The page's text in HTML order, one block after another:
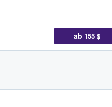
ab 155 $